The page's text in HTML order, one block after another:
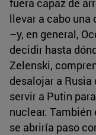
llevar a cabo una
–y, en general,
decidir hasta
Zelenski,
desalojar a Rusia
servir a Putin
nuclear.
se abriría paso